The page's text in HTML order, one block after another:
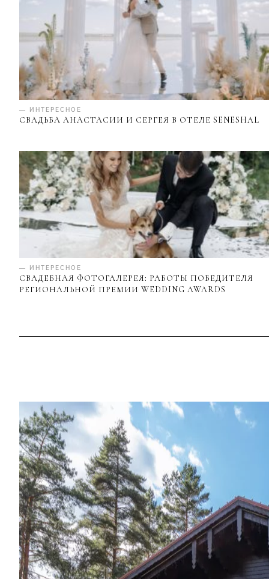
— ИНТЕРЕСНОЕ
СВАДЬБА АНАСТАСИИ И СЕРГЕЯ В ОТЕЛЕ SENESHAL
— ИНТЕРЕСНОЕ
СВАДЕБНАЯ ФОТОГАЛЕРЕЯ: РАБОТЫ ПОБЕДИТЕЛЯ
РЕГИОНАЛЬНОЙ ПРЕМИИ WEDDING AWARDS